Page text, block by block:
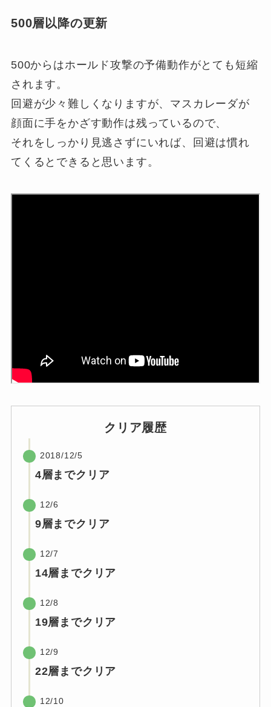
500層以降の更新
500からはホールド攻撃の予備動作がとても短縮
されます。
回避が少々難しくなりますが、マスカレーダが
顔面に手をかざす動作は残っているので、
それをしっかり見逃さずにいれば、回避は慣れ
てくるとできると思います。
クリア履歴
2018/12/5
4層までクリア
12/6
9層までクリア
12/7
14層までクリア
12/8
19層までクリア
12/9
22層までクリア
12/10